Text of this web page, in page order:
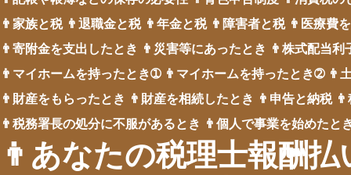
👨家族と税 👨退職金と税 👨年金と税 👨障害者と税 👨医療費
👨寄附金を支出したとき 👨災害等にあったとき 👨株式配当利
👨マイホームを持ったとき➀ 👨マイホームを持ったとき➁ 👨
👨財産をもらったとき 👨財産を相続したとき 👨申告と納税
👨税務署長の処分に不服があるとき 👨個人で事業を始めたと
👨あなたの税理士報酬